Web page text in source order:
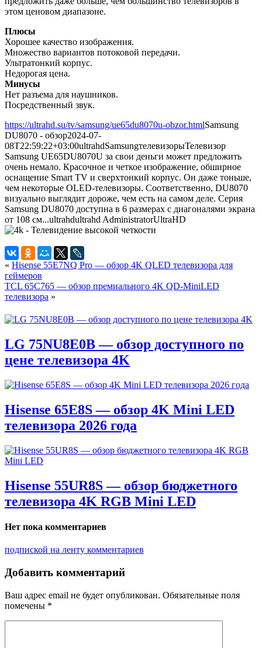
этом ценовом диапазоне.
Плюсы
Хорошее качество изображения.
Множество вариантов потоковой передачи.
Ультратонкий корпус.
Недорогая цена.
Минусы
Нет разъема для наушников.
Посредственный звук.
https://ultrahd.su/tv/samsung/ue65du8070u-obzor.htmlSamsung
DU8070 - обзор2024-07-
08T22:59:22+03:00ultrahdSamsungтелевизорыТелевизор
Samsung UE65DU8070U за свои деньги может предложить
очень немало. Красочное и четкое изображение, обширное
оснащение Smart TV и сверхтонкий корпус. Он даже тоньше,
чем некоторые OLED-телевизоры. Соответственно, DU8070
визуально выглядит дороже, чем есть на самом деле. Серия
Samsung DU8070 доступна в 6 размерах с диагоналями экрана
от 108 см...ultrahdultrahd AdministratorUltraHD
« Hisense 55E7NQ Pro — обзор 4K QLED телевизора для
геймеров
TCL 65C765 — обзор премиального 4K QD-MiniLED
телевизора »
LG 75NU8E0B — обзор доступного по
цене телевизора 4K
Hisense 65E8S — обзор 4K Mini LED
телевизора 2026 года
Hisense 55UR8S — обзор бюджетного
телевизора 4K RGB Mini LED
Нет пока комментариев
подпиской на ленту комментариев
Добавить комментарий
Ваш адрес email не будет опубликован. Обязательные поля
помечены *